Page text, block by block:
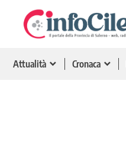
Attualità Cronaca